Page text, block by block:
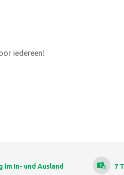
iedereen!
7 Tage die Woche kitesurfkursen